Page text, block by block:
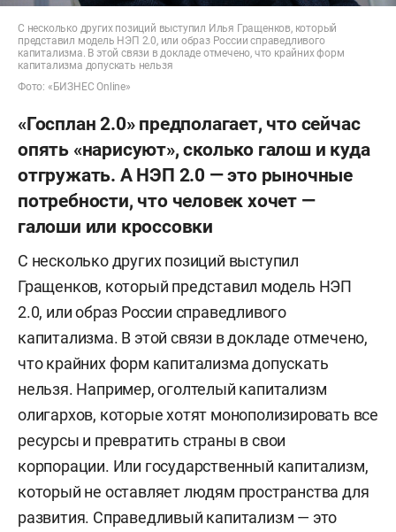
С несколько других позиций выступил Илья Гращенков, который
представил модель НЭП 2.0, или образ России справедливого
капитализма. В этой связи в докладе отмечено, что крайних форм
капитализма допускать нельзя
Фото: «БИЗНЕС Online»
«Госплан 2.0» предполагает, что сейчас
опять «нарисуют», сколько галош и куда
отгружать. А НЭП 2.0 — это рыночные
потребности, что человек хочет —
галоши или кроссовки
С несколько других позиций выступил
Гращенков, который представил модель НЭП
2.0, или образ России справедливого
капитализма. В этой связи в докладе отмечено,
что крайних форм капитализма допускать
нельзя. Например, оголтелый капитализм
олигархов, которые хотят монополизировать все
ресурсы и превратить страны в свои
корпорации. Или государственный капитализм,
который не оставляет людям пространства для
развития. Справедливый капитализм — это